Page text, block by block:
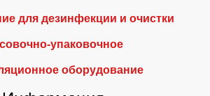
для дезинфекции и очистки
упаковочное
оборудование